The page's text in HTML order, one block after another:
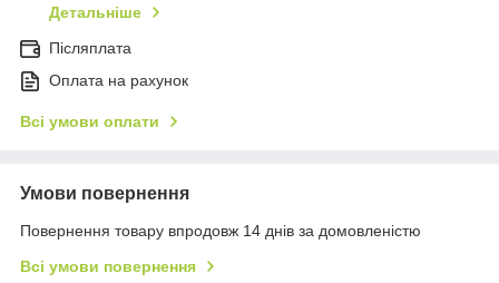
Детальніше
Післяплата
Оплата на рахунок
Всі умови оплати
Умови повернення
Повернення товару впродовж 14 днів за домовленістю
Всі умови повернення